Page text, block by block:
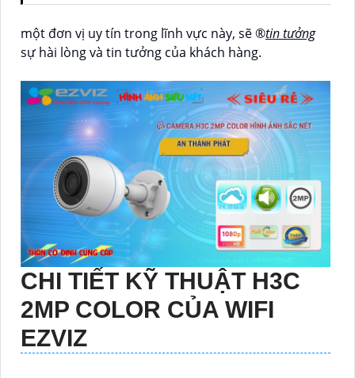
một đơn vị uy tín trong lĩnh vực này, sẽ ®️tin tưởng
sự hài lòng và tin tưởng của khách hàng.
CHI TIẾT KỸ THUẬT H3C
2MP COLOR CỦA WIFI
EZVIZ